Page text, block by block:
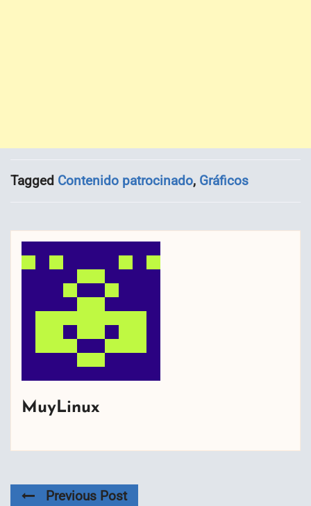
Tagged Contenido patrocinado, Gráficos
MuyLinux
Previous Post